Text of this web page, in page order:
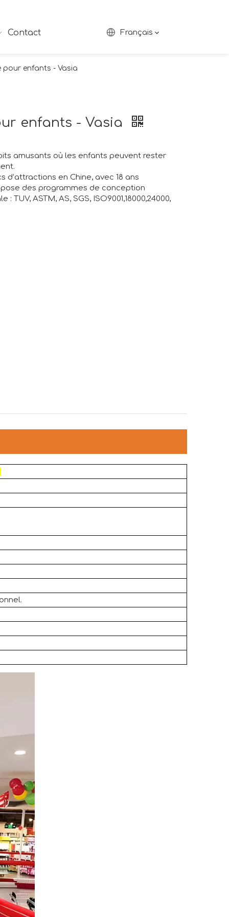
Contact Français
pour enfants - Vasia
enfants - Vasia
amusants où les enfants peuvent rester
d’attractions en Chine, avec 18 ans
des programmes de conception
ASTM, AS, SGS, ISO9001,18000,24000,